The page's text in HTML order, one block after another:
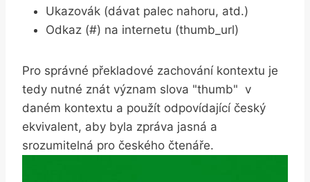
Ukazovák (dávat palec​ nahoru, atd.)
Odkaz (#) na internetu (thumb_url)
Pro správné překladové zachování kontextu je
tedy nutné⁢ znát význam slova "thumb" ‌ v​
daném kontextu​ a použít odpovídající český
ekvivalent, aby byla zpráva jasná a
srozumitelná pro českého čtenáře.